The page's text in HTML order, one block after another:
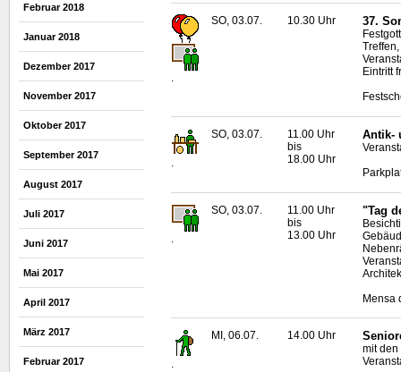
Februar 2018
Januar 2018
Dezember 2017
November 2017
Oktober 2017
September 2017
August 2017
Juli 2017
Juni 2017
Mai 2017
April 2017
März 2017
Februar 2017
.
SO, 03.07. 10.30 Uhr 37.
Eintritt
.
SO, 03.07.
11.00 Uhr
bis
18.00 Uhr
Antik-
SO, 03.07.
11.00 Uhr
bis
13.00 Uhr
"Tag
Mensa
.
MI, 06.07. 14.00 Uhr
mit den